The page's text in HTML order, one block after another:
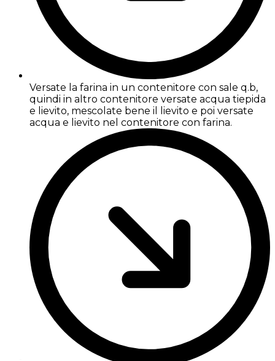
Versate la farina in un contenitore con sale q.b,
quindi in altro contenitore versate acqua tiepida
e lievito, mescolate bene il lievito e poi versate
acqua e lievito nel contenitore con farina.